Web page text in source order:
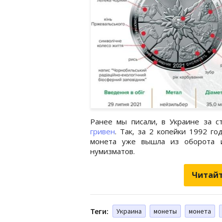
Ранее мы писали, в Украине за
гривен. Так, за 2 копейки 1992
монета уже вышла из оборота
нумизматов.
Теги: Украина монеты монета